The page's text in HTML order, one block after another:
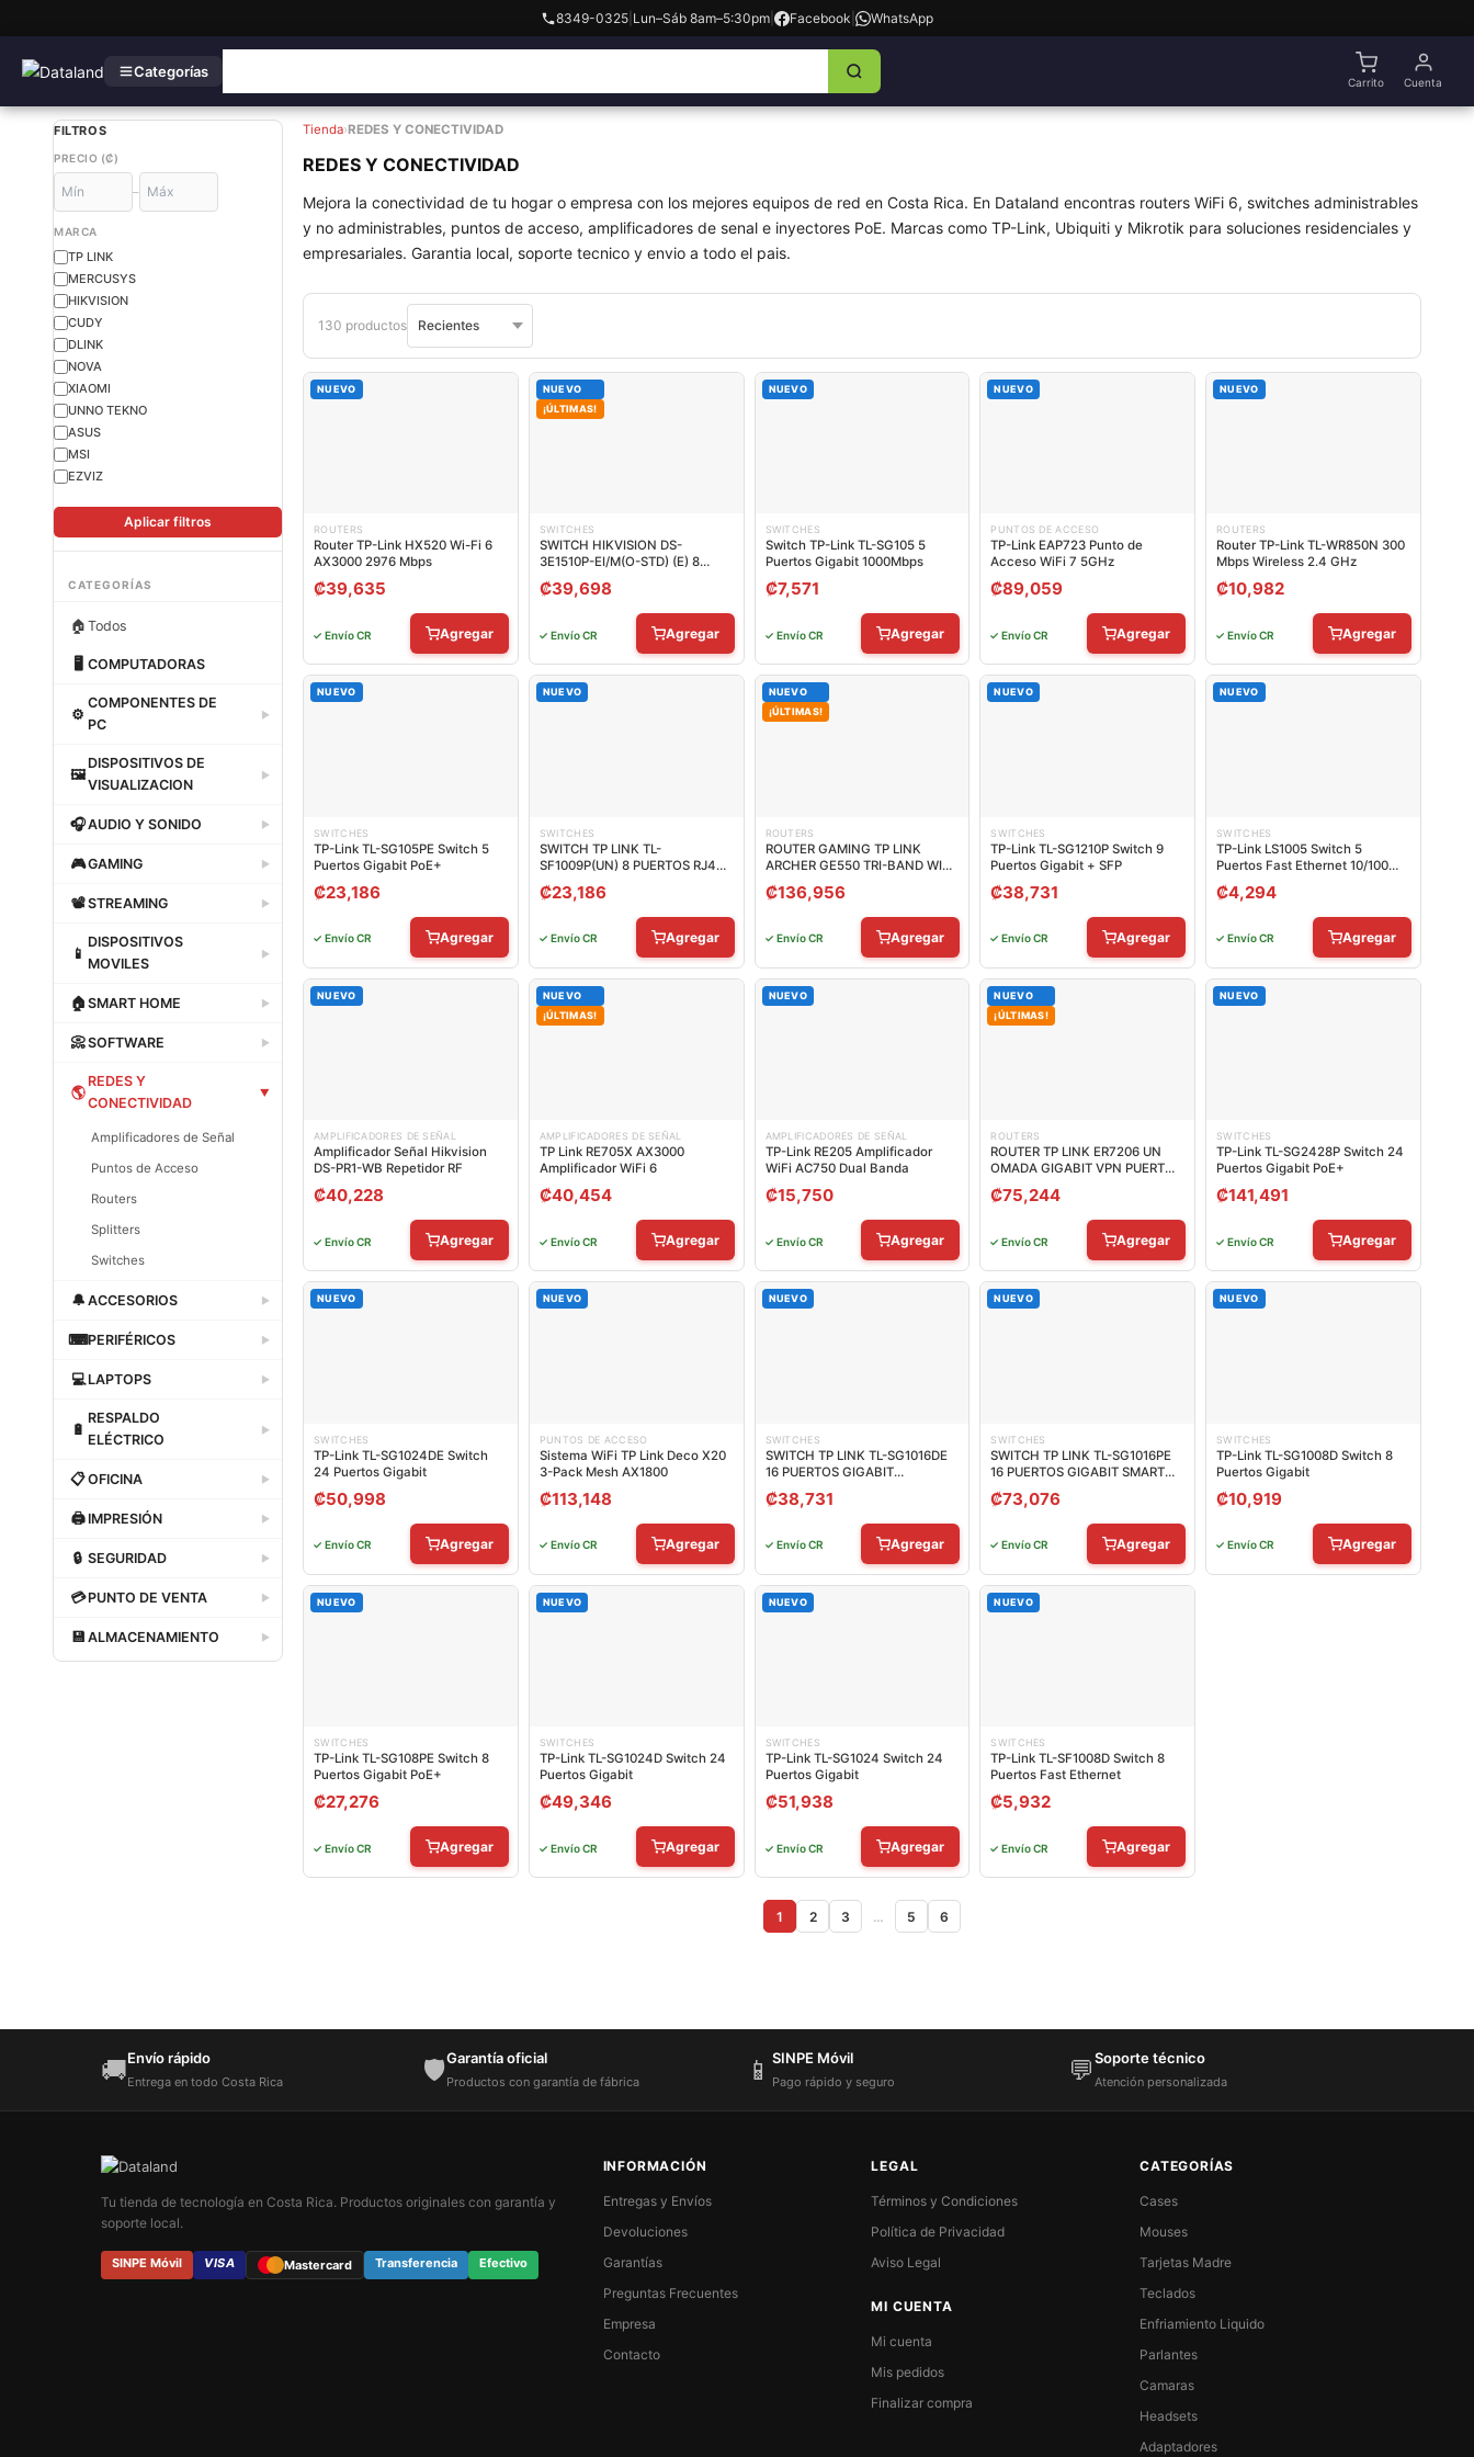
8349-0325 Lun–Sáb 8am–5:30pm Facebook WhatsApp
Categorías
Carrito Cuenta
FILTROS
PRECIO (₡)
–
MARCA
TP LINK
MERCUSYS
HIKVISION
CUDY
DLINK
NOVA
XIAOMI
UNNO TEKNO
ASUS
MSI
EZVIZ
Aplicar filtros
CATEGORÍAS
🏠 Todos
🖥 COMPUTADORAS
Dataland
⚙
COMPONENTES DE
PC
▶
Dataland
🖼
DISPOSITIVOS DE
VISUALIZACION
▶
Dataland
🎧AUDIO Y SONIDO ▶
Dataland
🎮GAMING ▶
Dataland
📽STREAMING ▶
Dataland
📱
DISPOSITIVOS
MOVILES
▶
Dataland
🏠 SMART HOME ▶
Dataland
📀SOFTWARE ▶
Dataland
🌎
REDES Y
CONECTIVIDAD
▶
Amplificadores de Señal
Puntos de Acceso
Routers
Splitters
Switches
Dataland
🔔 ACCESORIOS ▶
Dataland
⌨PERIFÉRICOS ▶
Dataland
💻LAPTOPS ▶
Dataland
🔋
RESPALDO
ELÉCTRICO
▶
Dataland
📋OFICINA ▶
Dataland
🖨IMPRESIÓN ▶
Dataland
🔒 SEGURIDAD ▶
Dataland
💳PUNTO DE VENTA ▶
Dataland
💾 ALMACENAMIENTO ▶
Dataland
Tienda›REDES Y CONECTIVIDAD
REDES Y CONECTIVIDAD
Mejora la conectividad de tu hogar o empresa con los mejores equipos de red en Costa Rica. En Dataland encontras routers WiFi 6, switches administrables
y no administrables, puntos de acceso, amplificadores de senal e inyectores PoE. Marcas como TP-Link, Ubiquiti y Mikrotik para soluciones residenciales y
empresariales. Garantia local, soporte tecnico y envio a todo el pais.
130 productos
NUEVO
ROUTERS
Router TP-Link HX520 Wi-Fi 6
AX3000 2976 Mbps
₡39,635
✓ Envío CR Agregar
NUEVO
¡ÚLTIMAS!
SWITCHES
SWITCH HIKVISION DS-
3E1510P-EI/M(O-STD) (E) 8
PUERTOS GIGABIT POE / 2
PUERTOS GIGABIT RJ45 20
GBPS SMART MANAGED
301802997
₡39,698
✓ Envío CR Agregar
NUEVO
SWITCHES
Switch TP-Link TL-SG105 5
Puertos Gigabit 1000Mbps
₡7,571
✓ Envío CR Agregar
NUEVO
PUNTOS DE ACCESO
TP-Link EAP723 Punto de
Acceso WiFi 7 5GHz
₡89,059
✓ Envío CR Agregar
NUEVO
ROUTERS
Router TP-Link TL-WR850N 300
Mbps Wireless 2.4 GHz
₡10,982
✓ Envío CR Agregar
NUEVO
SWITCHES
TP-Link TL-SG105PE Switch 5
Puertos Gigabit PoE+
₡23,186
✓ Envío CR Agregar
NUEVO
SWITCHES
SWITCH TP LINK TL-
SF1009P(UN) 8 PUERTOS RJ45
POE+ / 1 PUERTO UPLINK 10/100
MBPS NO ADMINISTRABLE
₡23,186
✓ Envío CR Agregar
NUEVO
¡ÚLTIMAS!
ROUTERS
ROUTER GAMING TP LINK
ARCHER GE550 TRI-BAND WIFI
7
₡136,956
✓ Envío CR Agregar
NUEVO
SWITCHES
TP-Link TL-SG1210P Switch 9
Puertos Gigabit + SFP
₡38,731
✓ Envío CR Agregar
NUEVO
SWITCHES
TP-Link LS1005 Switch 5
Puertos Fast Ethernet 10/100
Mbps
₡4,294
✓ Envío CR Agregar
NUEVO
AMPLIFICADORES DE SEÑAL
Amplificador Señal Hikvision
DS-PR1-WB Repetidor RF
₡40,228
✓ Envío CR Agregar
NUEVO
¡ÚLTIMAS!
AMPLIFICADORES DE SEÑAL
TP Link RE705X AX3000
Amplificador WiFi 6
₡40,454
✓ Envío CR Agregar
NUEVO
AMPLIFICADORES DE SEÑAL
TP-Link RE205 Amplificador
WiFi AC750 Dual Banda
₡15,750
✓ Envío CR Agregar
NUEVO
¡ÚLTIMAS!
ROUTERS
ROUTER TP LINK ER7206 UN
OMADA GIGABIT VPN PUERTOS
WAN/LAN WAN / LAN
₡75,244
✓ Envío CR Agregar
NUEVO
SWITCHES
TP-Link TL-SG2428P Switch 24
Puertos Gigabit PoE+
₡141,491
✓ Envío CR Agregar
NUEVO
SWITCHES
TP-Link TL-SG1024DE Switch
24 Puertos Gigabit
₡50,998
✓ Envío CR Agregar
NUEVO
PUNTOS DE ACCESO
Sistema WiFi TP Link Deco X20
3-Pack Mesh AX1800
₡113,148
✓ Envío CR Agregar
NUEVO
SWITCHES
SWITCH TP LINK TL-SG1016DE
16 PUERTOS GIGABIT
10/100/1000 MBPS EASY SMART
MANAGED ADMINISTRABLE
₡38,731
✓ Envío CR Agregar
NUEVO
SWITCHES
SWITCH TP LINK TL-SG1016PE
16 PUERTOS GIGABIT SMART
POE 10/100/1000 MBPS
ADMINISTRABLE
₡73,076
✓ Envío CR Agregar
NUEVO
SWITCHES
TP-Link TL-SG1008D Switch 8
Puertos Gigabit
₡10,919
✓ Envío CR Agregar
NUEVO
SWITCHES
TP-Link TL-SG108PE Switch 8
Puertos Gigabit PoE+
₡27,276
✓ Envío CR Agregar
NUEVO
SWITCHES
TP-Link TL-SG1024D Switch 24
Puertos Gigabit
₡49,346
✓ Envío CR Agregar
NUEVO
SWITCHES
TP-Link TL-SG1024 Switch 24
Puertos Gigabit
₡51,938
✓ Envío CR Agregar
NUEVO
SWITCHES
TP-Link TL-SF1008D Switch 8
Puertos Fast Ethernet
₡5,932
✓ Envío CR Agregar
1 2 3 … 5 6
🚚Envío rápido
Entrega en todo Costa Rica 🛡️Garantía oficial
Productos con garantía de fábrica 📱 SINPE Móvil
Pago rápido y seguro 💬Soporte técnico
Atención personalizada
Tu tienda de tecnología en Costa Rica. Productos originales con garantía y
soporte local.
SINPE Móvil VISA Mastercard Transferencia Efectivo
INFORMACIÓN
Entregas y Envíos
Devoluciones
Garantías
Preguntas Frecuentes
Empresa
Contacto
LEGAL
Términos y Condiciones
Política de Privacidad
Aviso Legal
MI CUENTA
Mi cuenta
Mis pedidos
Finalizar compra
CATEGORÍAS
Cases
Mouses
Tarjetas Madre
Teclados
Enfriamiento Liquido
Parlantes
Camaras
Headsets
Adaptadores